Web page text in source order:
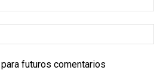
futuros comentarios